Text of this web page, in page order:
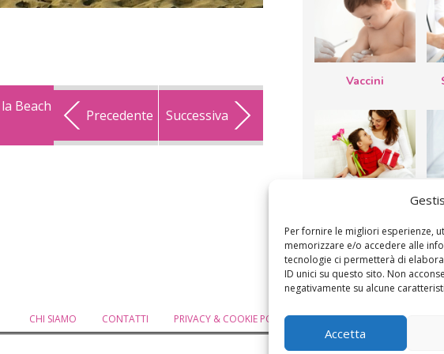
Per fornire le migliori esperienze,
memorizzare e/o accedere alle
tecnologie ci permetterà di
ID unici su questo sito. Non
negativamente su alcune
Accetta
Beach
Precedente Successiva
Vaccini
mamma: lavoretti,
filastrocche
CHI SIAMO CONTATTI PRIVACY & COOKIE POLICY MODIFICA IL CONSENSO